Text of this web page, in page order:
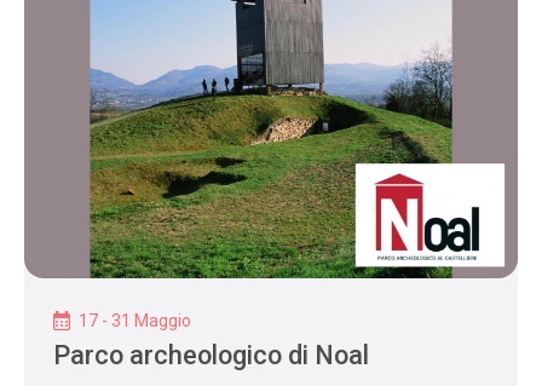
17 - 31 Maggio
Parco archeologico di Noal